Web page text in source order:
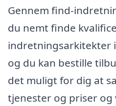
Gennem find-
du nemt finde
indretningsarkitekter
og du kan bestille
det muligt for dig at
tjenester og priser